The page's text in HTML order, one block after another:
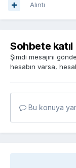
Alıntı
Sohbete katıl
Şimdi mesajını
hesabın varsa,
Bu konuya